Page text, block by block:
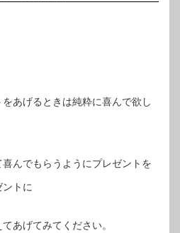
あげるときは純粋に喜んで欲し
んでもらうようにプレゼントを
トに
あげてみてください。